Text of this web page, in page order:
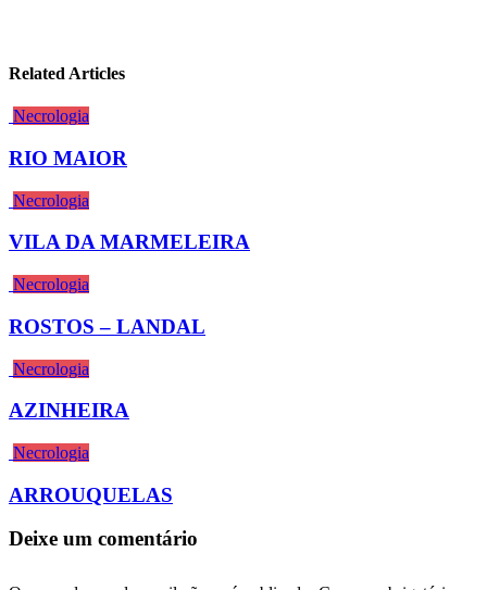
Related Articles
Necrologia
RIO MAIOR
Necrologia
VILA DA MARMELEIRA
Necrologia
ROSTOS – LANDAL
Necrologia
AZINHEIRA
Necrologia
ARROUQUELAS
Deixe um comentário